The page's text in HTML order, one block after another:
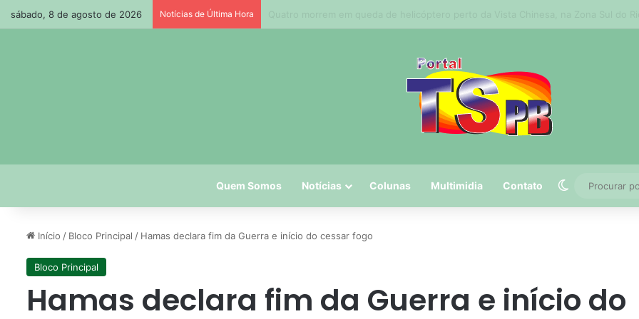
sábado, 8 de agosto de 2026 Notícias de Última Hora
Quem Somos Notícias Colunas Multimidia Contato Switch skin
Início / Bloco Principal / Hamas declara fim da Guerra e início do cessar fogo
Bloco Principal
Hamas declara fim da Guerra e início do